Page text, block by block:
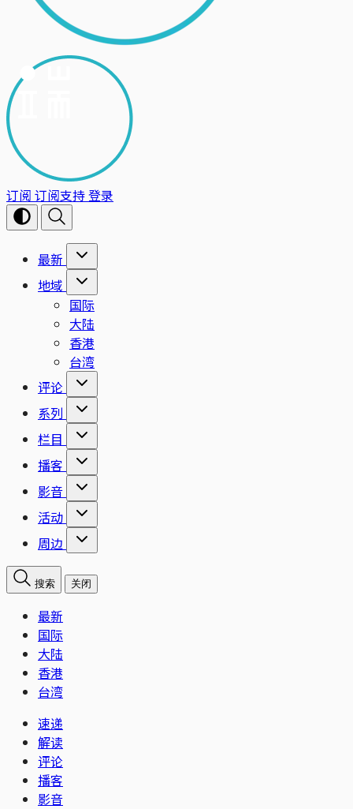
订阅 订阅支持登录
最新
地域
国际
大陆
香港
台湾
评论
系列
栏目
播客
影音
活动
周边
搜索 关闭
最新
国际
大陆
香港
台湾
速递
解读
评论
播客
影音